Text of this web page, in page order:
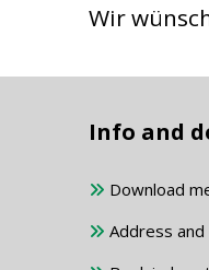
Wir
Info and
Download
Address